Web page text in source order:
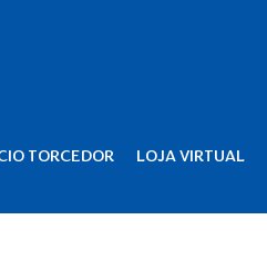
TORCEDOR LOJA VIRTUAL